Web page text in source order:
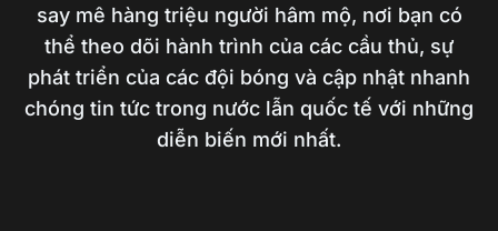
say mê hàng triệu người hâm mộ, nơi bạn có
thể theo dõi hành trình của các cầu thủ, sự
phát triển của các đội bóng và cập nhật nhanh
chóng tin tức trong nước lẫn quốc tế với những
diễn biến mới nhất.